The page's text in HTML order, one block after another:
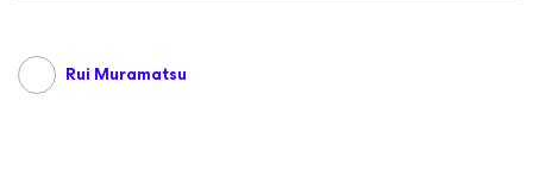
Rui Muramatsu